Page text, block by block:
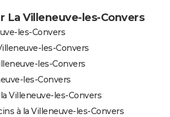
La Villeneuve-les-Convers
les-Convers
les-Convers
les-Convers
les-Convers
Villeneuve-les-Convers
à la Villeneuve-les-Convers